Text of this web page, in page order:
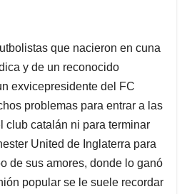
que nacieron en cuna
y de un reconocido
exvicepresidente del FC
problemas para entrar a las
club catalán ni para terminar
United de Inglaterra para
de sus amores, donde lo ganó
popular se le suele recordar